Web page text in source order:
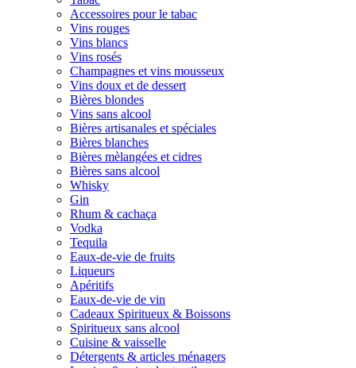
Accessoires pour le tabac
Vins rouges
Vins blancs
Vins rosés
Champagnes et vins mousseux
Vins doux et de dessert
Bières blondes
Vins sans alcool
Bières artisanales et spéciales
Bières blanches
Bières mèlangées et cidres
Bières sans alcool
Whisky
Gin
Rhum & cachaça
Vodka
Tequila
Eaux-de-vie de fruits
Liqueurs
Apéritifs
Eaux-de-vie de vin
Cadeaux Spiritueux & Boissons
Spiritueux sans alcool
Cuisine & vaisselle
Détergents & articles ménagers